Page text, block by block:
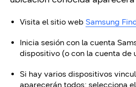
Visita el sitio web Samsung
Inicia sesión con la cuenta
dispositivo (o con la cuenta de
Si hay varios dispositivos
aparecerán todos; selecciona